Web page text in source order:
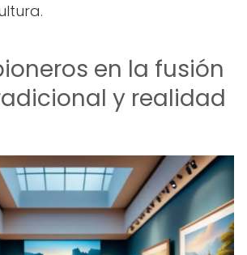
en la fusión
y realidad